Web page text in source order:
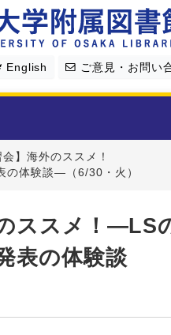
English ご意見・お問い
会】海外のススメ！
の体験談―（6/30・火）
ススメ！―LS
表の体験談